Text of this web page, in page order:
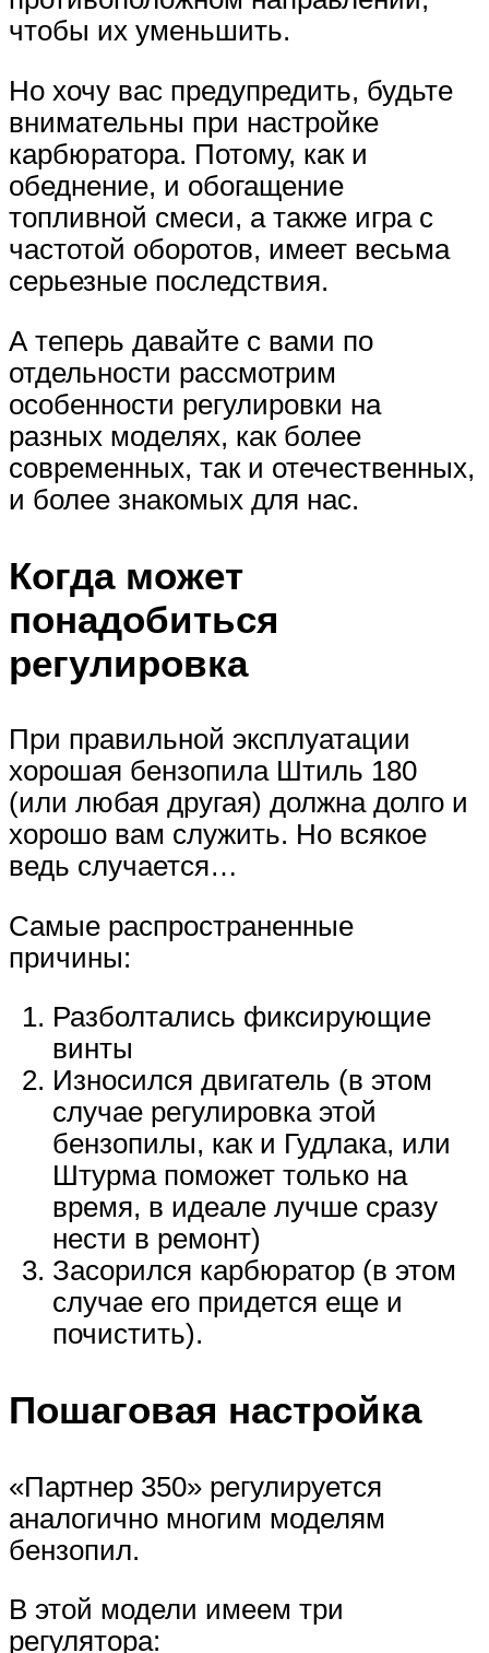
чтобы их уменьшить.
Но хочу вас предупредить, будьте
внимательны при настройке
карбюратора. Потому, как и
обеднение, и обогащение
топливной смеси, а также игра с
частотой оборотов, имеет весьма
серьезные последствия.
А теперь давайте с вами по
отдельности рассмотрим
особенности регулировки на
разных моделях, как более
современных, так и отечественных,
и более знакомых для нас.
Когда может
понадобиться
регулировка
При правильной эксплуатации
хорошая бензопила Штиль 180
(или любая другая) должна долго и
хорошо вам служить. Но всякое
ведь случается…
Самые распространенные
причины:
Разболтались фиксирующие
винты
Износился двигатель (в этом
случае регулировка этой
бензопилы, как и Гудлака, или
Штурма поможет только на
время, в идеале лучше сразу
нести в ремонт)
Засорился карбюратор (в этом
случае его придется еще и
почистить).
Пошаговая настройка
«Партнер 350» регулируется
аналогично многим моделям
бензопил.
В этой модели имеем три
регулятора: